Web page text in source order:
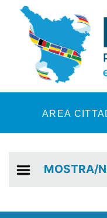
Skip to main content
AREA
MOSTRA/